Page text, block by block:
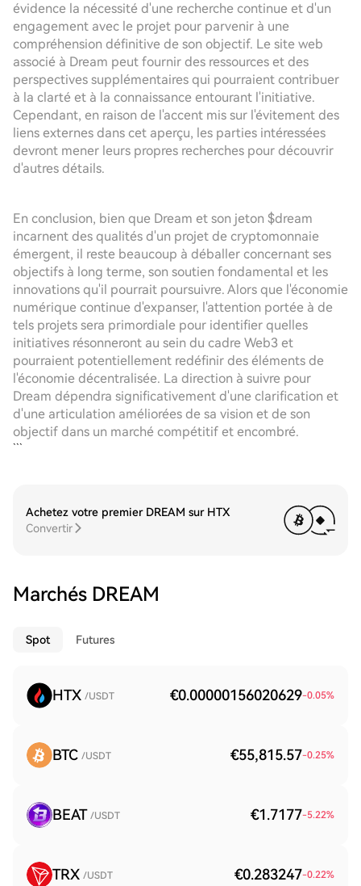
évidence la nécessité d'une recherche continue et d'un
engagement avec le projet pour parvenir à une
compréhension définitive de son objectif. Le site web
associé à Dream peut fournir des ressources et des
perspectives supplémentaires qui pourraient contribuer
à la clarté et à la connaissance entourant l'initiative.
Cependant, en raison de l'accent mis sur l'évitement des
liens externes dans cet aperçu, les parties intéressées
devront mener leurs propres recherches pour découvrir
d'autres détails.
En conclusion, bien que Dream et son jeton $dream
incarnent des qualités d'un projet de cryptomonnaie
émergent, il reste beaucoup à déballer concernant ses
objectifs à long terme, son soutien fondamental et les
innovations qu'il pourrait poursuivre. Alors que l'économie
numérique continue d'expanser, l'attention portée à de
tels projets sera primordiale pour identifier quelles
initiatives résonneront au sein du cadre Web3 et
pourraient potentiellement redéfinir des éléments de
l'économie décentralisée. La direction à suivre pour
Dream dépendra significativement d'une clarification et
d'une articulation améliorées de sa vision et de son
objectif dans un marché compétitif et encombré.
Achetez votre premier DREAM sur HTX
Convertir
Marchés DREAM
Spot Futures
HTX /USDT €0.00000156020629-0.05%
BTC /USDT €55,815.57-0.25%
BEAT /USDT €1.7177-5.22%
TRX /USDT €0.283247-0.22%